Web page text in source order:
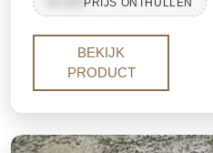
platen en tegels.PRIJS ONTHULLEN
BEKIJK
PRODUCT